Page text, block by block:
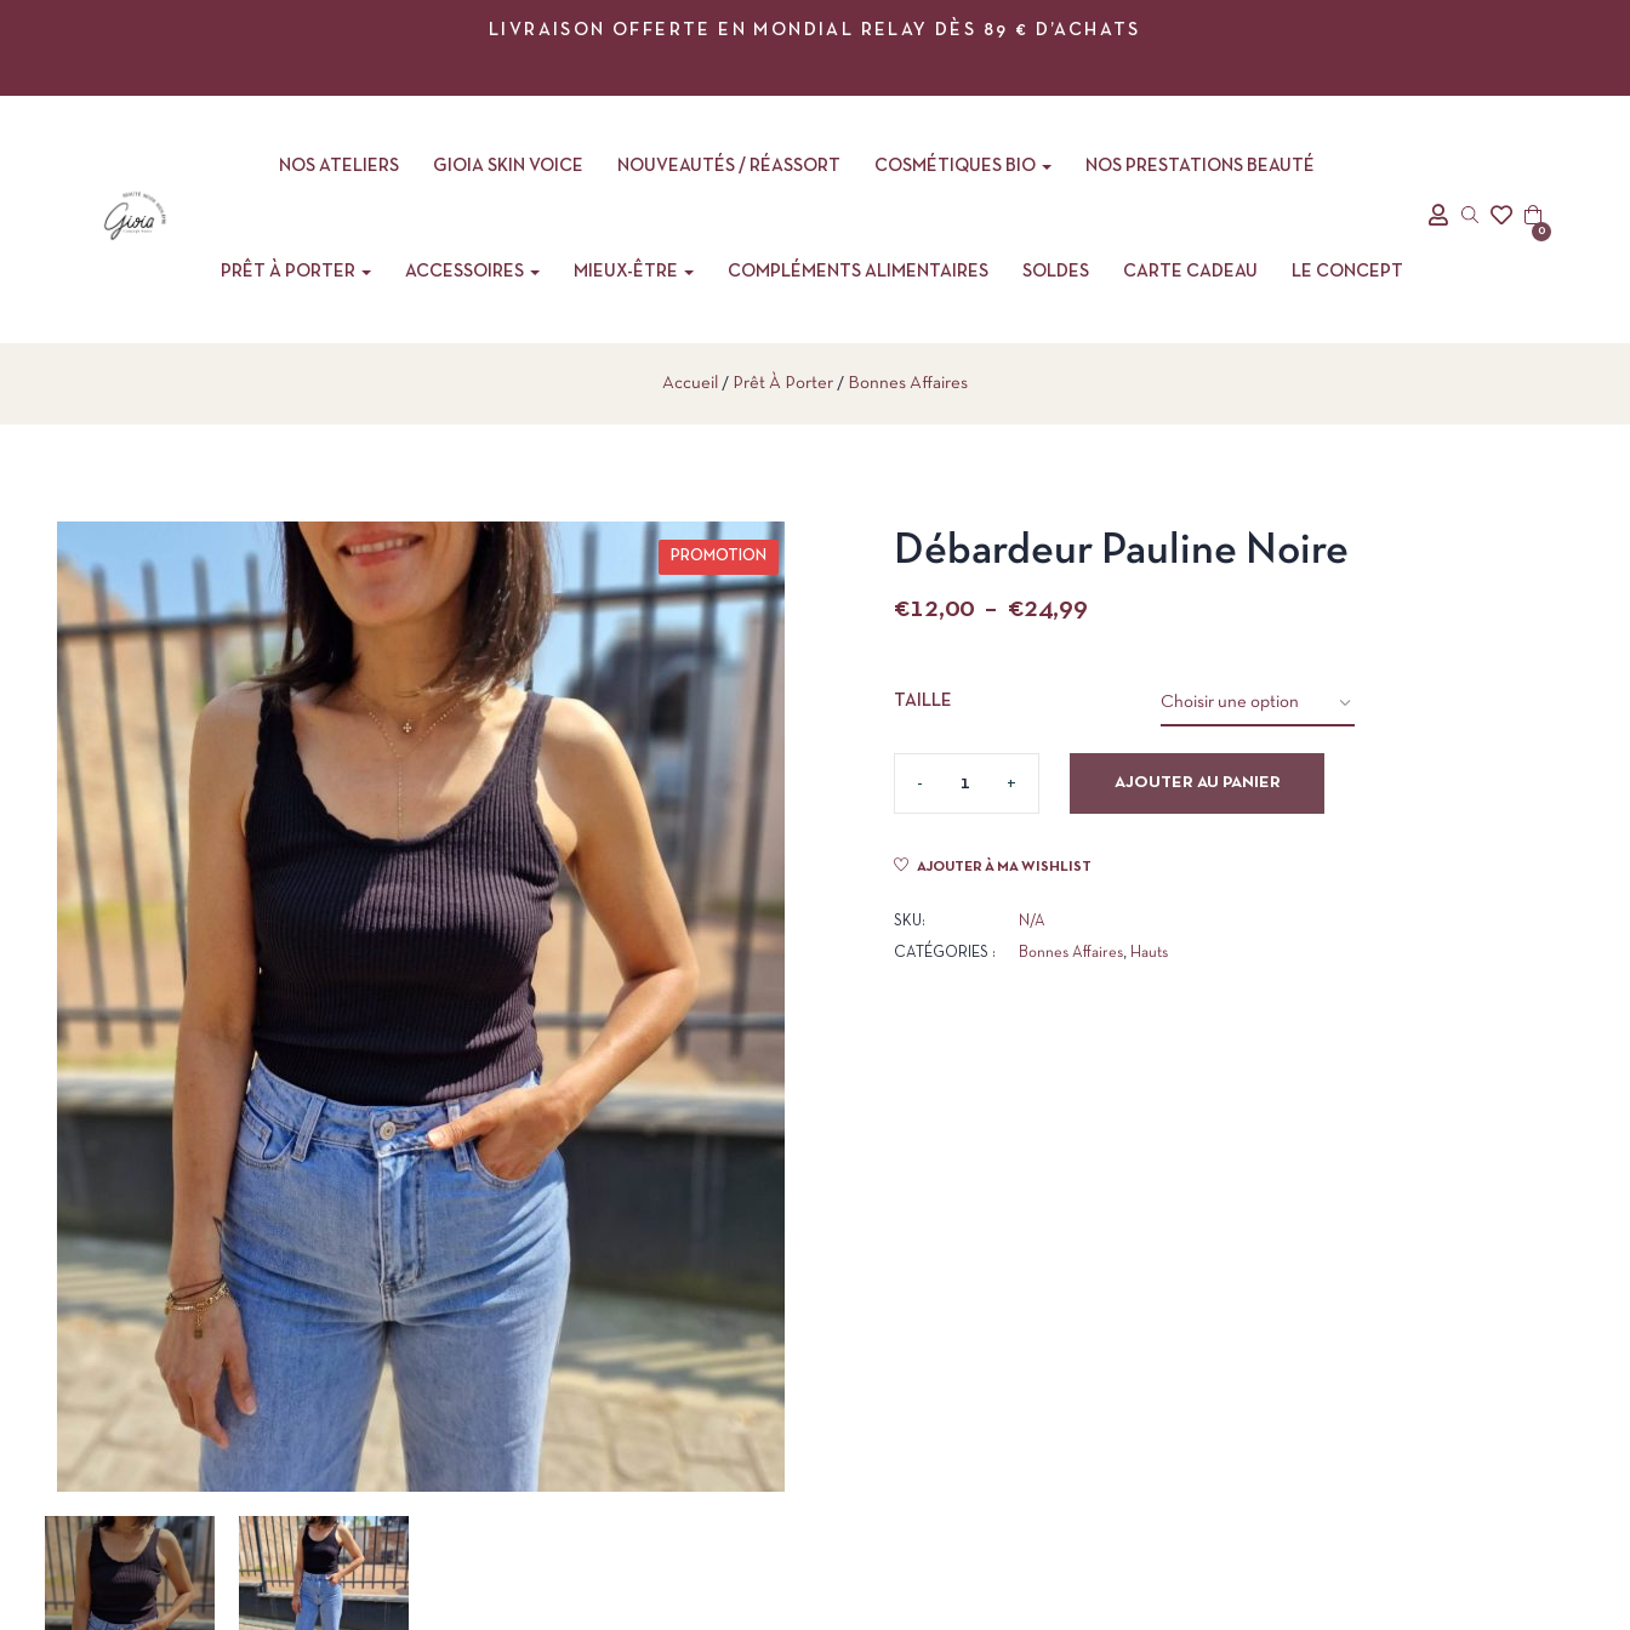
LIVRAISON OFFERTE EN MONDIAL RELAY DÈS 89 € D’ACHATS
NOS ATELIERS GIOIA SKIN VOICE NOUVEAUTÉS / RÉASSORT COSMÉTIQUES BIO NOS PRESTATIONS BEAUTÉ
PRÊT À PORTER ACCESSOIRES MIEUX-ÊTRE COMPLÉMENTS ALIMENTAIRES SOLDES CARTE CADEAU LE CONCEPT
0
Accueil Prêt À Porter Bonnes Affaires
PROMOTION Débardeur Pauline Noire
€12,00 – €24,99
TAILLE
AJOUTER AU PANIER
AJOUTER À MA WISHLIST
SKU: N/A
CATÉGORIES : Bonnes Affaires, Hauts